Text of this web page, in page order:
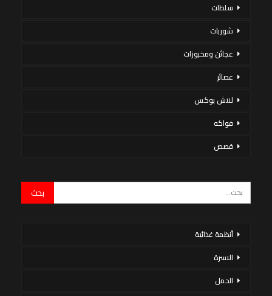
سلطات
شوربات
عجائن ومخبوزات
عصائر
لانش بوكس
فواكه
قصص
أنظمة غذائية
الاسرة
الحمل